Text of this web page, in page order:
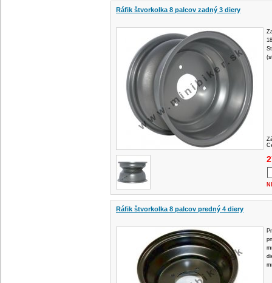
Ráfik štvorkolka 8 palcov zadný 3 diery
Ráfik štvorkolka 8 palcov predný 4 diery